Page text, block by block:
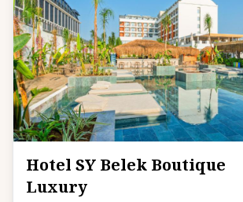
Hotel SY Belek Boutique
Luxury